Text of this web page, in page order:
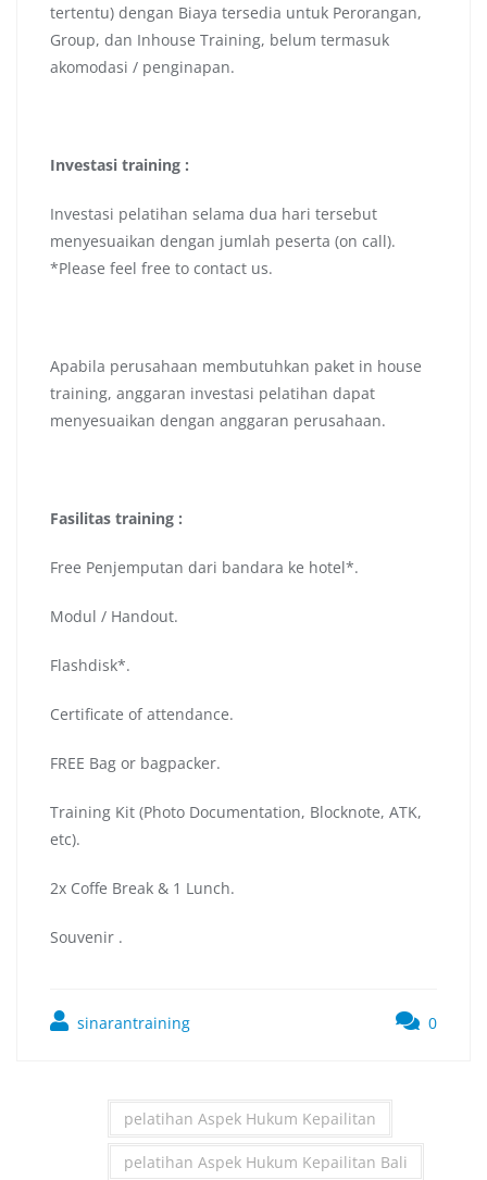
tertentu) dengan Biaya tersedia untuk Perorangan,
Group, dan Inhouse Training, belum termasuk
akomodasi / penginapan.
Investasi training :
Investasi pelatihan selama dua hari tersebut
menyesuaikan dengan jumlah peserta (on call).
*Please feel free to contact us.
Apabila perusahaan membutuhkan paket in house
training, anggaran investasi pelatihan dapat
menyesuaikan dengan anggaran perusahaan.
Fasilitas training :
Free Penjemputan dari bandara ke hotel*.
Modul / Handout.
Flashdisk*.
Certificate of attendance.
FREE Bag or bagpacker.
Training Kit (Photo Documentation, Blocknote, ATK,
etc).
2x Coffe Break & 1 Lunch.
Souvenir .
sinarantraining 0
pelatihan Aspek Hukum Kepailitan
pelatihan Aspek Hukum Kepailitan Bali